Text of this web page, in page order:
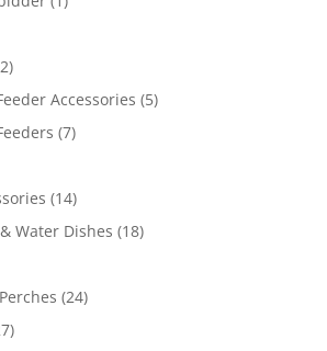
Accessories (5)
(7)
(14)
Water Dishes (18)
(24)